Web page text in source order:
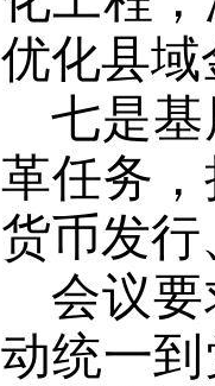
优化县
七是
革任务
货币发
会议
动统一